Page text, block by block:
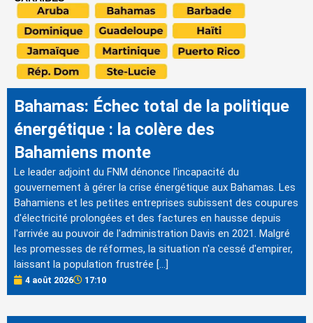
Bahamas: Échec total de la politique
énergétique : la colère des
Bahamiens monte
Le leader adjoint du FNM dénonce l'incapacité du
gouvernement à gérer la crise énergétique aux Bahamas. Les
Bahamiens et les petites entreprises subissent des coupures
d'électricité prolongées et des factures en hausse depuis
l'arrivée au pouvoir de l'administration Davis en 2021. Malgré
les promesses de réformes, la situation n'a cessé d'empirer,
laissant la population frustrée […]
4 août 2026 17:10